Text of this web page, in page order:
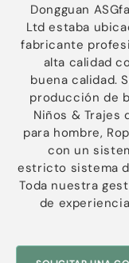
Dongguan
Ltd estaba
fabricante
alta calidad
buena calidad.
producción de
Niños & Trajes
para hombre,
con un
estricto sistema
Toda nuestra
de